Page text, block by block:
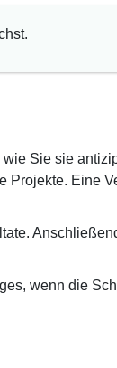
Sie sie
Eine
wenn die